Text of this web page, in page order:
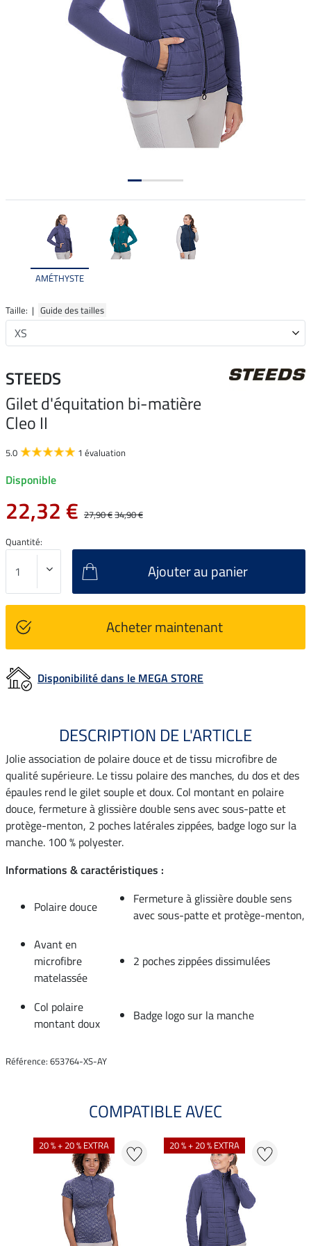
AMÉTHYSTE
Taille: | Guide des tailles
STEEDS
Gilet d'équitation bi-matière
Cleo II
5.0 1 évaluation
Disponible
22,32 € 27,90 €34,90 €
Quantité:
Ajouter au panier
Acheter maintenant
Disponibilité dans le MEGA STORE
DESCRIPTION DE L'ARTICLE
Jolie association de polaire douce et de tissu microfibre de
qualité supérieure. Le tissu polaire des manches, du dos et des
épaules rend le gilet souple et doux. Col montant en polaire
douce, fermeture à glissière double sens avec sous-patte et
protège-menton, 2 poches latérales zippées, badge logo sur la
manche. 100 % polyester.
Informations & caractéristiques :
Polaire douce
Fermeture à glissière double sens
avec sous-patte et protège-menton,
Avant en
microfibre
matelassée
2 poches zippées dissimulées
Col polaire
montant doux
Badge logo sur la manche
Référence: 653764-XS-AY
COMPATIBLE AVEC
20 % + 20 % EXTRA 20 % + 20 % EXTRA